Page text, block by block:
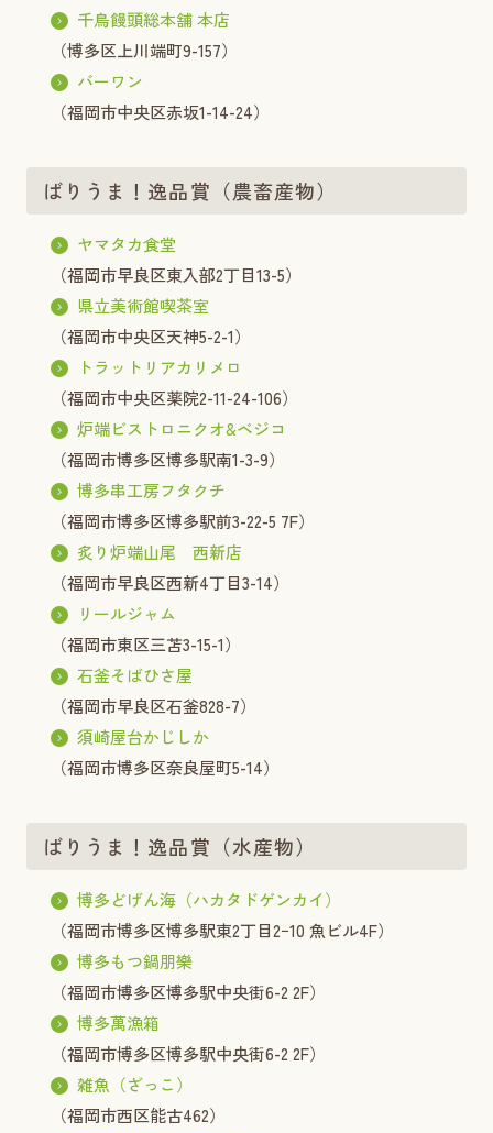
千鳥饅頭総本舗 本店
（博多区上川端町9-157）
バーワン
（福岡市中央区赤坂1-14-24）
ばりうま！逸品賞（農畜産物）
ヤマタカ食堂
（福岡市早良区東入部2丁目13-5）
県立美術館喫茶室
（福岡市中央区天神5-2-1）
トラットリアカリメロ
（福岡市中央区薬院2-11-24-106）
炉端ビストロニクオ&ベジコ
（福岡市博多区博多駅南1-3-9）
博多串工房フタクチ
（福岡市博多区博多駅前3-22-5 7F）
炙り炉端山尾 西新店
（福岡市早良区西新4丁目3-14）
リールジャム
（福岡市東区三苫3-15-1）
石釜そばひさ屋
（福岡市早良区石釜828-7）
須崎屋台かじしか
（福岡市博多区奈良屋町5-14）
ばりうま！逸品賞（水産物）
博多どげん海（ハカタドゲンカイ）
（福岡市博多区博多駅東2丁目2ｰ10 魚ビル4F）
博多もつ鍋朋樂
（福岡市博多区博多駅中央街6-2 2F）
博多萬漁箱
（福岡市博多区博多駅中央街6-2 2F）
雑魚（ざっこ）
（福岡市西区能古462）